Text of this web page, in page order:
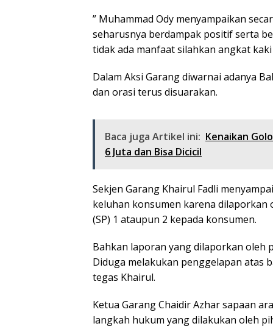
” Muhammad Ody menyampaikan
seharusnya berdampak positif serta
tidak ada manfaat silahkan angkat
Dalam Aksi Garang diwarnai adanya
dan orasi terus disuarakan.
Baca juga Artikel ini: Kenaikan
6 Juta dan Bisa Dicicil
Sekjen Garang Khairul Fadli
keluhan konsumen karena dilaporkan
(SP) 1 ataupun 2 kepada konsumen.
Bahkan laporan yang dilaporkan oleh
Diduga melakukan penggelapan atas
tegas Khairul.
Ketua Garang Chaidir Azhar sapaan
langkah hukum yang dilakukan oleh